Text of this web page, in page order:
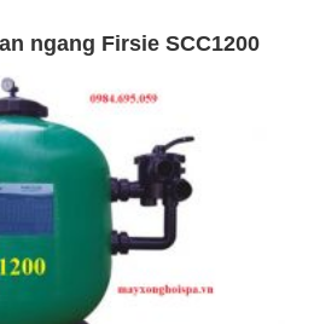
ngang Firsie SCC1200